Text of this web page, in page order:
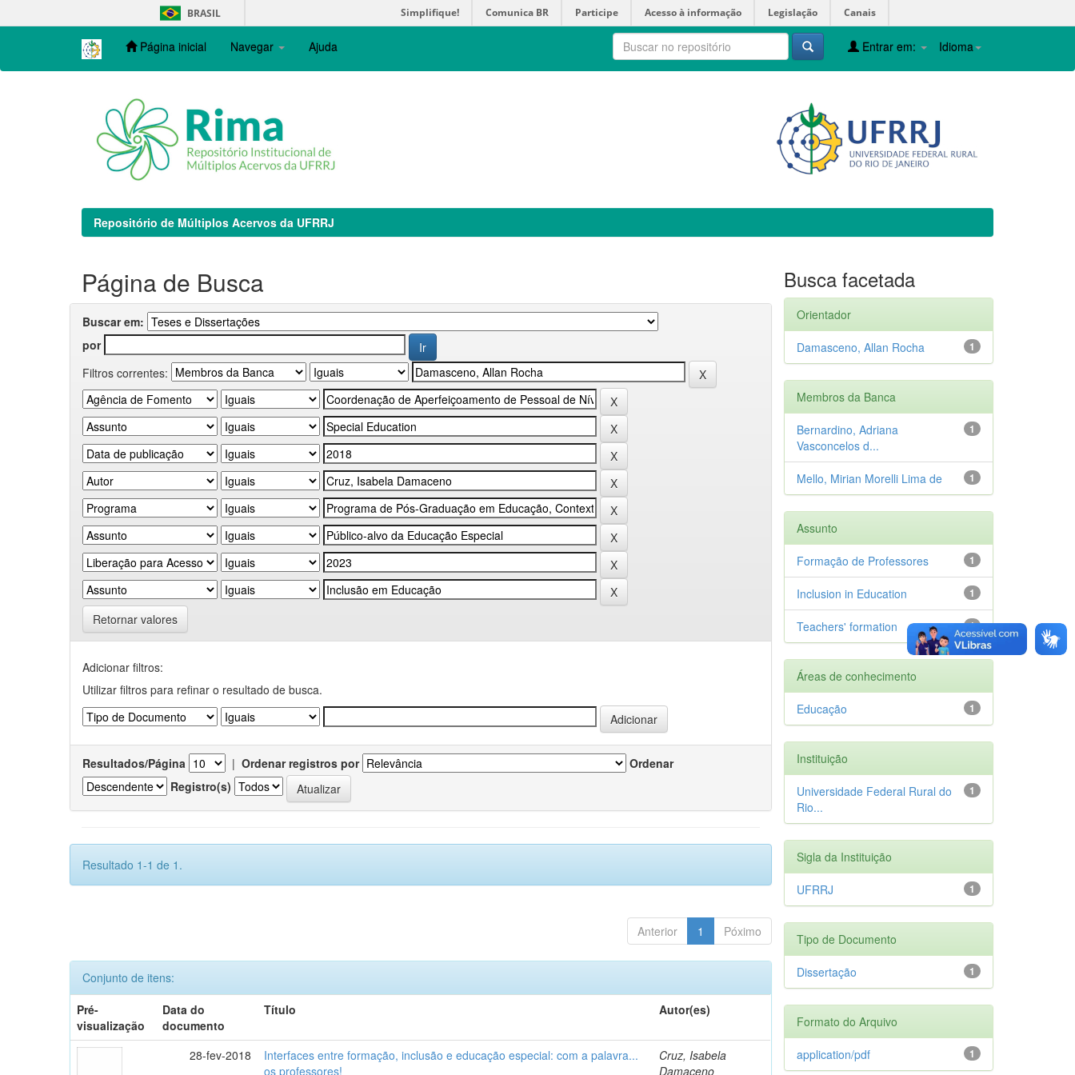
navigation
BRASIL Simplifique! Comunica BR Participe Acesso à informação Legislação Canais
Página inicial Navegar Ajuda Idioma
Entrar em:
Repositório de Múltiplos Acervos da UFRRJ
Página de Busca
Buscar em:
por
Filtros correntes:
Retornar valores
Adicionar filtros:
Utilizar filtros para refinar o resultado de busca.
Resultados/Página | Ordenar registros por
Ordenar
Registro(s)
Resultado 1-1 de 1.
Anterior 1 Póximo
Conjunto de itens:
Pré-
visualização
Data do
documento
Título Autor(es)
28-fev-2018
Interfaces entre formação, inclusão e educação especial: com a palavra...
os professores!
Cruz, Isabela
Damaceno
Busca facetada
Orientador
1
Damasceno, Allan Rocha
Membros da Banca
1
Bernardino, Adriana
Vasconcelos d...
1
Mello, Mirian Morelli Lima de
Assunto
1
Formação de Professores
1
Inclusion in Education
1
Teachers' formation
Áreas de conhecimento
1
Educação
Instituição
1
Universidade Federal Rural do
Rio...
Sigla da Instituição
1
UFRRJ
Tipo de Documento
1
Dissertação
Formato do Arquivo
1
application/pdf